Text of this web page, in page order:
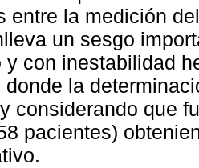
entre la medición
un sesgo
y con inestabilidad
donde la
considerando que
pacientes)